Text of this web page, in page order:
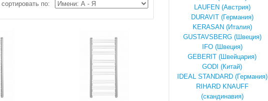
cортировать по:
LAUFEN (Австрия)
DURAVIT (Германия)
KERASAN (Италия)
GUSTAVSBERG (Швеция)
IFO (Швеция)
GEBERIT (Швейцария)
GODI (Китай)
IDEAL STANDARD (Германия)
RIHARD KNAUFF
(скандинавия)